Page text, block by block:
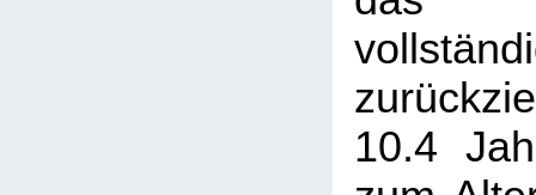
10.4